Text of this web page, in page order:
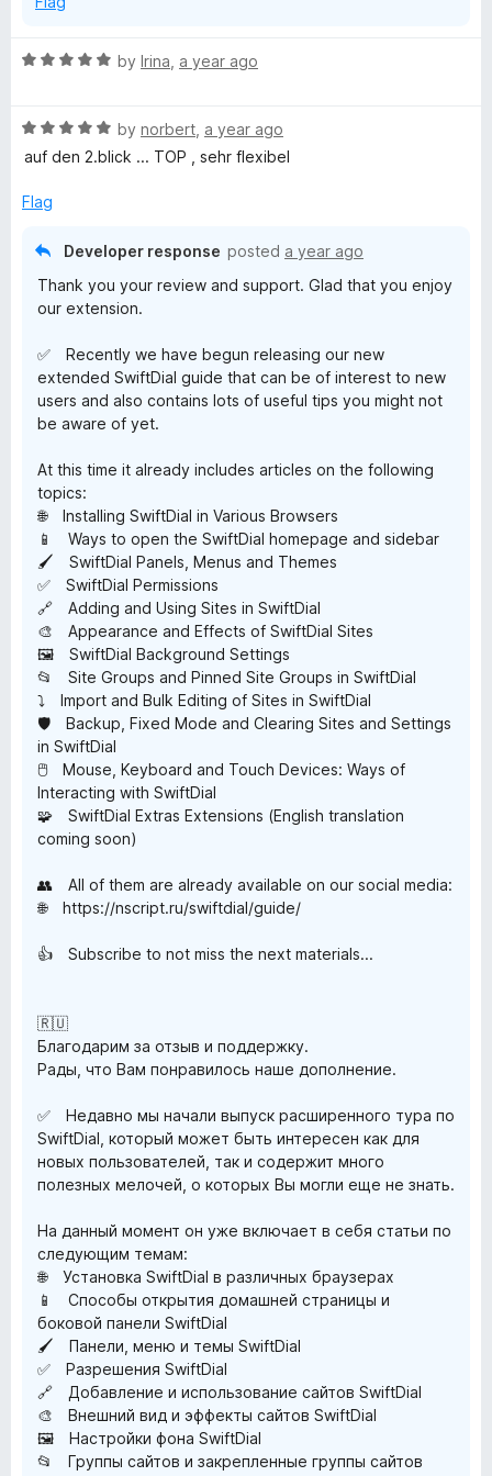
R
e
d
o
by Irina a year ago
R
a
e
by norbert a year ago
auf den 2.blick ... TOP , sehr flexibel
Flag
Developer response posted a year ago
Thank you your review and support. Glad that you enjoy
our extension.
✅ Recently we have begun releasing our new
extended SwiftDial guide that can be of interest to new
users and also contains lots of useful tips you might not
be aware of yet.
At this time it already includes articles on the following
topics:
🌐 Installing SwiftDial in Various Browsers
📱 Ways to open the SwiftDial homepage and sidebar
🖌️ SwiftDial Panels, Menus and Themes
✅ SwiftDial Permissions
🔗 Adding and Using Sites in SwiftDial
🎨 Appearance and Effects of SwiftDial Sites
🖼️ SwiftDial Background Settings
📂 Site Groups and Pinned Site Groups in SwiftDial
⤵️ Import and Bulk Editing of Sites in SwiftDial
🛡️ Backup, Fixed Mode and Clearing Sites and Settings
in SwiftDial
🖱️ Mouse, Keyboard and Touch Devices: Ways of
Interacting with SwiftDial
🧩 SwiftDial Extras Extensions (English translation
coming soon)
👥 All of them are already available on our social media:
🌐 https://nscript.ru/swiftdial/guide/
👍 Subscribe to not miss the next materials...
🇷🇺
Благодарим за отзыв и поддержку.
Рады, что Вам понравилось наше дополнение.
✅ Недавно мы начали выпуск расширенного тура по
SwiftDial, который может быть интересен как для
новых пользователей, так и содержит много
полезных мелочей, о которых Вы могли еще не знать.
На данный момент он уже включает в себя статьи по
следующим темам:
🌐 Установка SwiftDial в различных браузерах
📱 Способы открытия домашней страницы и
боковой панели SwiftDial
🖌️ Панели, меню и темы SwiftDial
✅ Разрешения SwiftDial
🔗 Добавление и использование сайтов SwiftDial
🎨 Внешний вид и эффекты сайтов SwiftDial
🖼️ Настройки фона SwiftDial
📂 Группы сайтов и закрепленные группы сайтов